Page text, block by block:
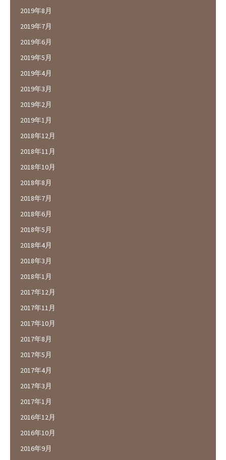
2019年8月
2019年7月
2019年6月
2019年5月
2019年4月
2019年3月
2019年2月
2019年1月
2018年12月
2018年11月
2018年10月
2018年8月
2018年7月
2018年6月
2018年5月
2018年4月
2018年3月
2018年1月
2017年12月
2017年11月
2017年10月
2017年8月
2017年5月
2017年4月
2017年3月
2017年1月
2016年12月
2016年10月
2016年9月